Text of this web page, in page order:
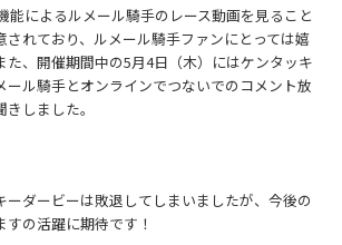
能によるルメール騎手のレース動画を見ること
されており、ルメール騎手ファンにとっては嬉
た、開催期間中の5月4日（木）にはケンタッキ
ール騎手とオンラインでつないでのコメント放
しました。
ーダービーは敗退してしまいましたが、今後の
の活躍に期待です！